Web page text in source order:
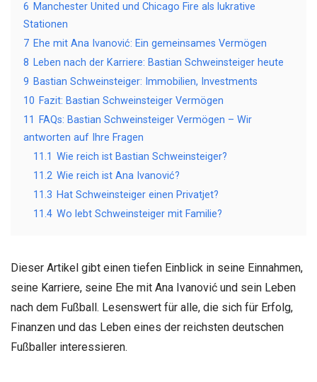
6 Manchester United und Chicago Fire als lukrative
Stationen
7 Ehe mit Ana Ivanović: Ein gemeinsames Vermögen
8 Leben nach der Karriere: Bastian Schweinsteiger heute
9 Bastian Schweinsteiger: Immobilien, Investments
10 Fazit: Bastian Schweinsteiger Vermögen
11
FAQs: Bastian Schweinsteiger Vermögen – Wir
antworten auf Ihre Fragen
11.1 Wie reich ist Bastian Schweinsteiger?
11.2 Wie reich ist Ana Ivanović?
11.3 Hat Schweinsteiger einen Privatjet?
11.4 Wo lebt Schweinsteiger mit Familie?
Dieser Artikel gibt einen tiefen Einblick in seine Einnahmen,
seine Karriere, seine Ehe mit Ana Ivanović und sein Leben
nach dem Fußball. Lesenswert für alle, die sich für Erfolg,
Finanzen und das Leben eines der reichsten deutschen
Fußballer interessieren.